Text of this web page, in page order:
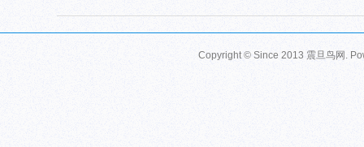
Copyright © Since 2013 震旦鸟网 .